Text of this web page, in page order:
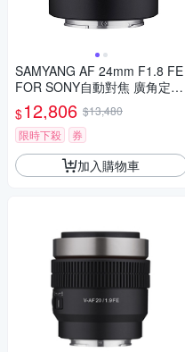
SAMYANG AF 24mm F1.8 FE
FOR SONY自動對焦 廣角定焦
鏡頭 (公司貨)
$12,806 $13,480
限時下殺
券
加入購物車